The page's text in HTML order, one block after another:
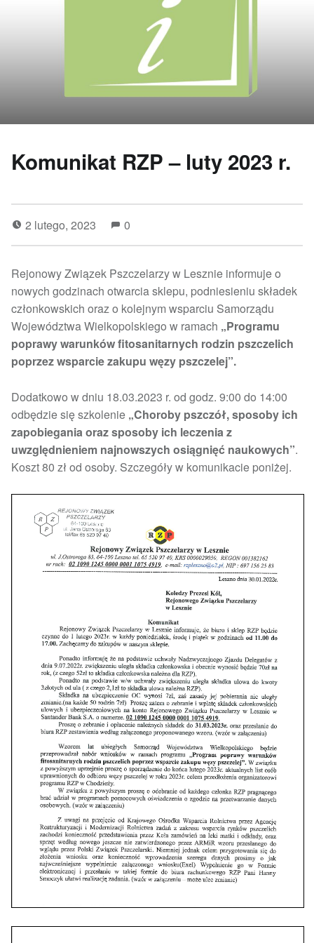
Komunikat RZP – luty 2023 r.
2 lutego, 2023 0
Rejonowy Związek Pszczelarzy w Lesznie informuje o
nowych godzinach otwarcia sklepu, podniesieniu składek
członkowskich oraz o kolejnym wsparciu Samorządu
Województwa Wielkopolskiego w ramach „Programu
poprawy warunków fitosanitarnych rodzin pszczelich
poprzez wsparcie zakupu węzy pszczelej”.
Dodatkowo w dniu 18.03.2023 r. od godz. 9:00 do 14:00
odbędzie się szkolenie „Choroby pszczół, sposoby ich
zapobiegania oraz sposoby ich leczenia z
uwzględnieniem najnowszych osiągnięć naukowych”.
Koszt 80 zł od osoby. Szczegóły w komunikacie poniżej.